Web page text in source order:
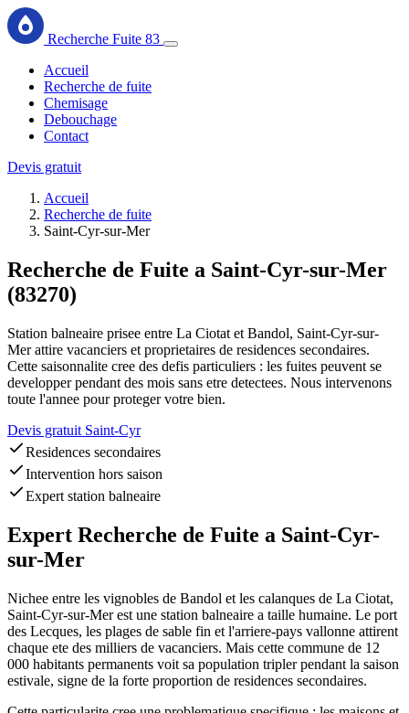
Recherche Fuite 83
Accueil
Recherche de fuite
Chemisage
Debouchage
Contact
Devis gratuit
Accueil
Recherche de fuite
Saint-Cyr-sur-Mer
Recherche de Fuite a Saint-Cyr-sur-Mer
(83270)
Station balneaire prisee entre La Ciotat et Bandol, Saint-Cyr-sur-
Mer attire vacanciers et proprietaires de residences secondaires.
Cette saisonnalite cree des defis particuliers : les fuites peuvent se
developper pendant des mois sans etre detectees. Nous intervenons
toute l'annee pour proteger votre bien.
Devis gratuit Saint-Cyr
Residences secondaires
Intervention hors saison
Expert station balneaire
Expert Recherche de Fuite a Saint-Cyr-
sur-Mer
Nichee entre les vignobles de Bandol et les calanques de La Ciotat,
Saint-Cyr-sur-Mer est une station balneaire a taille humaine. Le port
des Lecques, les plages de sable fin et l'arriere-pays vallonne attirent
chaque ete des milliers de vacanciers. Mais cette commune de 12
000 habitants permanents voit sa population tripler pendant la saison
estivale, signe de la forte proportion de residences secondaires.